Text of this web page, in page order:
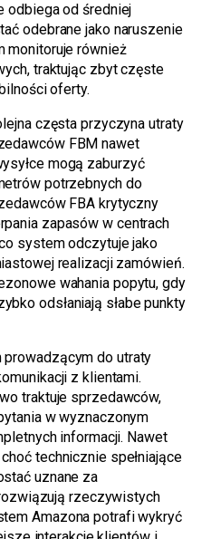
odbiega od średniej
odebrane jako naruszenie
monitoruje również
traktując zbyt częste
oferty.
częsta przyczyna utraty
FBM nawet
mogą zaburzyć
potrzebnych do
FBA krytyczny
zapasów w centrach
system odczytuje jako
realizacji zamówień.
wahania popytu, gdy
odsłaniają słabe punkty
prowadzącym do utraty
z klientami.
traktuje sprzedawców,
w wyznaczonym
informacji. Nawet
technicznie spełniające
uznane za
rzeczywistych
Amazona potrafi wykryć